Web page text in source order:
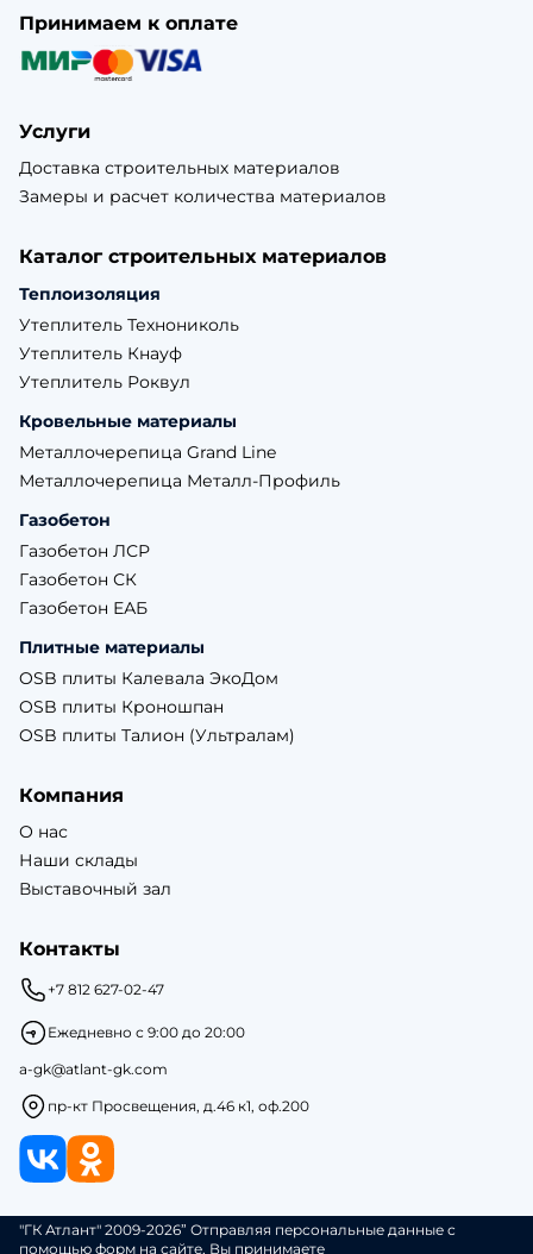
Принимаем к оплате
Услуги
Доставка строительных материалов
Замеры и расчет количества материалов
Каталог строительных материалов
Теплоизоляция
Утеплитель Технониколь
Утеплитель Кнауф
Утеплитель Роквул
Кровельные материалы
Металлочерепица Grand Line
Металлочерепица Металл-Профиль
Газобетон
Газобетон ЛСР
Газобетон СК
Газобетон ЕАБ
Плитные материалы
OSB плиты Калевала ЭкоДом
OSB плиты Кроношпан
OSB плиты Талион (Ультралам)
Компания
О нас
Наши склады
Выставочный зал
Контакты
+7 812 627-02-47
Ежедневно с 9:00 до 20:00
a-gk@atlant-gk.com
пр-кт Просвещения, д.46 к1, оф.200
"ГК Атлант" 2009-2026” Отправляя персональные данные с
помощью форм на сайте, Вы принимаете